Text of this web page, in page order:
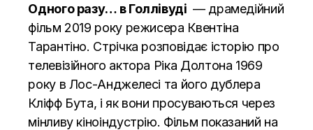
Одного разу… в Голлівуді — драмедійний
фільм 2019 року режисера Квентіна
Тарантіно. Стрічка розповідає історію про
телевізійного актора Ріка Долтона 1969
року в Лос-Анджелесі та його дублера
Кліфф Бута, і як вони просуваються через
мінливу кіноіндустрію. Фільм показаний на